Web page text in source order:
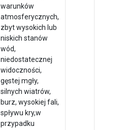
warunków
atmosferycznych,
zbyt wysokich lub
niskich stanów
wód,
niedostatecznej
widoczności,
gęstej mgły,
silnych wiatrów,
burz, wysokiej fali,
spływu kry,w
przypadku